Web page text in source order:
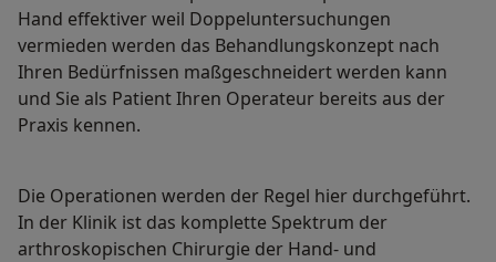
Hand effektiver weil Doppeluntersuchungen
vermieden werden das Behandlungskonzept nach
Ihren Bedürfnissen maßgeschneidert werden kann
und Sie als Patient Ihren Operateur bereits aus der
Praxis kennen.
Die Operationen werden der Regel hier durchgeführt.
In der Klinik ist das komplette Spektrum der
arthroskopischen Chirurgie der Hand- und